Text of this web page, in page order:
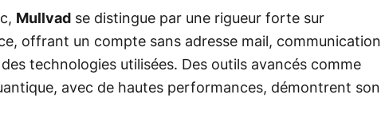
Mullvad se distingue par une rigueur forte sur
offrant un compte sans adresse mail, communication
technologies utilisées. Des outils avancés comme
avec de hautes performances, démontrent son